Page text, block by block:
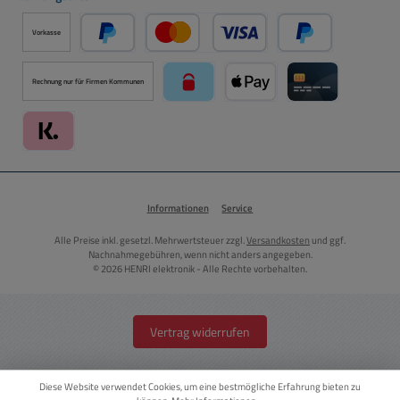
Vorkasse
PayPal Kredit- oder Debitkarte über PayPal
Später Bezahlen
Rechnung nur für Firmen Kommunen
Informationen Service
Alle Preise inkl. gesetzl. Mehrwertsteuer zzgl.Versandkosten und ggf.
Nachnahmegebühren, wenn nicht anders angegeben.
© 2026 HENRI elektronik - Alle Rechte vorbehalten.
Vertrag widerrufen
Diese Website verwendet Cookies, um eine bestmögliche Erfahrung bieten zu